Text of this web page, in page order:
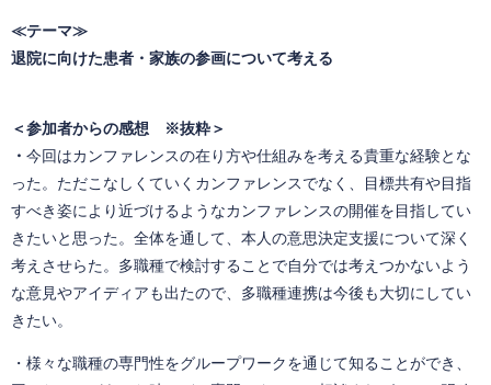
≪テーマ≫
退院に向けた患者・家族の参画について考える
＜参加者からの感想 ※抜粋＞
・ 今回はカンファレンスの在り方や仕組みを考える貴重な経験とな
った。ただこなしくていくカンファレンスでなく、目標共有や目指
すべき姿により近づけるようなカンファレンスの開催を目指してい
きたいと思った。全体を通して、本人の意思決定支援について深く
考えさせらた。多職種で検討することで自分では考えつかないよう
な意見やアイディアも出たので、多職種連携は今後も大切にしてい
きたい。​
・様々な職種の専門性をグループワークを通じて知ることができ、